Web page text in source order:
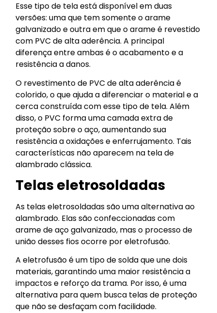
Esse tipo de tela está disponível em duas
versões: uma que tem somente o arame
galvanizado e outra em que o arame é revestido
com PVC de alta aderência. A principal
diferença entre ambas é o acabamento e a
resistência a danos.
O revestimento de PVC de alta aderência é
colorido, o que ajuda a diferenciar o material e a
cerca construída com esse tipo de tela. Além
disso, o PVC forma uma camada extra de
proteção sobre o aço, aumentando sua
resistência a oxidações e enferrujamento. Tais
características não aparecem na tela de
alambrado clássica.
Telas eletrosoldadas
As telas eletrosoldadas são uma alternativa ao
alambrado. Elas são confeccionadas com
arame de aço galvanizado, mas o processo de
união desses fios ocorre por eletrofusão.
A eletrofusão é um tipo de solda que une dois
materiais, garantindo uma maior resistência a
impactos e reforço da trama. Por isso, é uma
alternativa para quem busca telas de proteção
que não se desfaçam com facilidade.